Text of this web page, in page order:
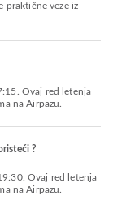
praktične veze iz
na Airpazu.
?
na Airpazu.